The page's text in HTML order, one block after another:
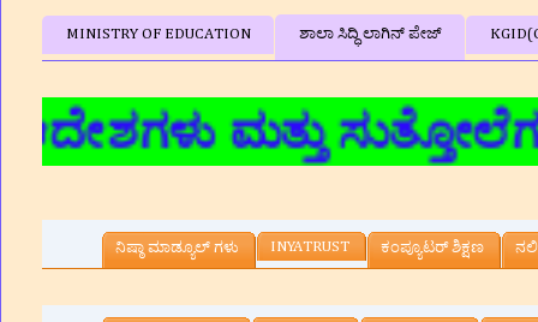
MINISTRY OF EDUCATION ಶಾಲಾ ಸಿದ್ಧಿ ಲಾಗಿನ್‌ ಪೇಜ್
ಮತ್ತು
ನಿಷ್ಠಾ ಮಾಡ್ಯೂಲ್ ಗಳು INYATRUST ಕಂಪ್ಯೂಟರ್‌ ಶಿಕ್ಷಣ